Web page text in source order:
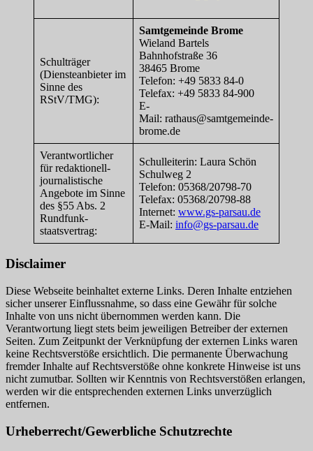
Schulträger
(Diensteanbieter im
Sinne des
RStV/TMG):
Samtgemeinde Brome
Wieland Bartels
Bahnhofstraße 36
38465 Brome
Telefon: +49 5833 84-0
Telefax: +49 5833 84-900
E-
Mail: rathaus@samtgemeinde-
brome.de
Verantwortlicher
für redaktionell-
journalistische
Angebote im Sinne
des §55 Abs. 2
Rundfunk-
staatsvertrag:
Schulleiterin: Laura Schön
Schulweg 2
Telefon: 05368/20798-70
Telefax: 05368/20798-88
Internet: www.gs-parsau.de
E-Mail: info@gs-parsau.de
Disclaimer
Diese Webseite beinhaltet externe Links. Deren Inhalte entziehen
sicher unserer Einflussnahme, so dass eine Gewähr für solche
Inhalte von uns nicht übernommen werden kann. Die
Verantwortung liegt stets beim jeweiligen Betreiber der externen
Seiten. Zum Zeitpunkt der Verknüpfung der externen Links waren
keine Rechtsverstöße ersichtlich. Die permanente Überwachung
fremder Inhalte auf Rechtsverstöße ohne konkrete Hinweise ist uns
nicht zumutbar. Sollten wir Kenntnis von Rechtsverstößen erlangen,
werden wir die entsprechenden externen Links unverzüglich
entfernen.
Urheberrecht/Gewerbliche Schutzrechte